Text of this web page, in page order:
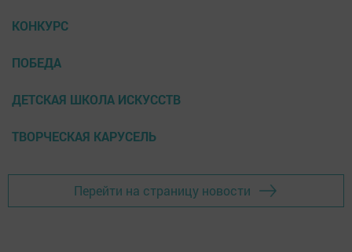
КОНКУРС
ПОБЕДА
ДЕТСКАЯ ШКОЛА ИСКУССТВ
ТВОРЧЕСКАЯ КАРУСЕЛЬ
Перейти на страницу новости